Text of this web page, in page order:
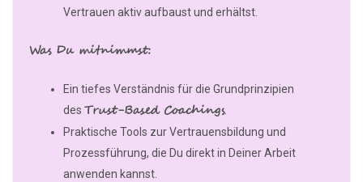
Vertrauen aktiv aufbaust und erhältst.
Was Du mitnimmst:
Ein tiefes Verständnis für die Grundprinzipien
des Trust-Based Coachings.
Praktische Tools zur Vertrauensbildung und
Prozessführung, die Du direkt in Deiner Arbeit
anwenden kannst.